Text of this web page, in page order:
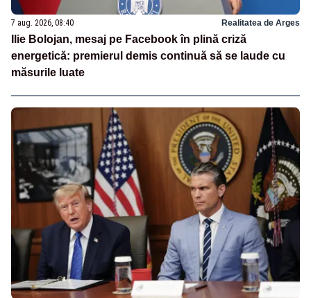
7 aug. 2026, 08:40 Realitatea de Arges
Ilie Bolojan, mesaj pe Facebook în plină criză
energetică: premierul demis continuă să se laude cu
măsurile luate